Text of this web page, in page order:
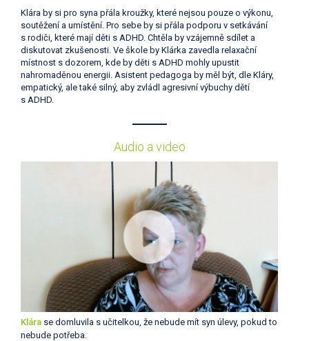
Klára by si pro syna přála kroužky, které nejsou pouze o výkonu,
soutěžení a umístění. Pro sebe by si přála podporu v setkávání
s rodiči, které mají děti s ADHD. Chtěla by vzájemně sdílet a
diskutovat zkušenosti. Ve škole by Klárka zavedla relaxační
místnost s dozorem, kde by děti s ADHD mohly upustit
nahromaděnou energii. Asistent pedagoga by měl být, dle Kláry,
empatický, ale také silný, aby zvládl agresivní výbuchy dětí
s ADHD.
Audio a video
Klára se domluvila s učitelkou, že nebude mít syn úlevy, pokud to
nebude potřeba.